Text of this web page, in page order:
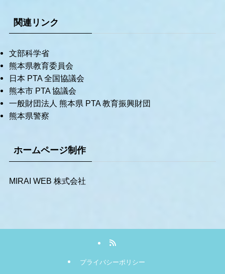
関連リンク
文部科学省
熊本県教育委員会
日本 PTA 全国協議会
熊本市 PTA 協議会
一般財団法人 熊本県 PTA 教育振興財団
熊本県警察
ホームページ制作
MIRAI WEB 株式会社
プライバシーポリシー